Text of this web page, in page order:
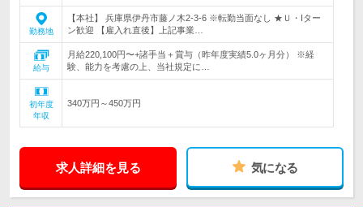
勤務地
【本社】 兵庫県伊丹市藤ノ木2-3-6 ※転勤当面なし ★Ｕ・Iター
ン歓迎 【雇入れ直後】上記事業…
給与
月給220,100円〜+諸手当＋賞与（昨年度実績5.0ヶ月分） ※経
験、能力を考慮の上、当社規定に…
初年度
年収
340万円～450万円
求人詳細を見る 気になる